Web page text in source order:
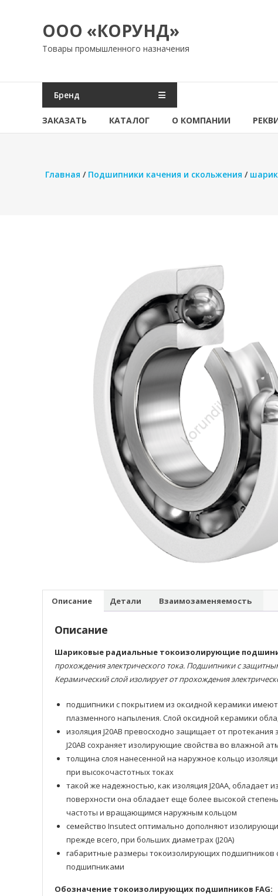
содержимомуООО «КОРУНД»
Товары промышленного назначения
Бренд
ЗАКАЗАТЬ КАТАЛОГ О КОМПАНИИ
Главная / Подшипники качения и скольжения /
Описание Детали Взаимозаменяемость
Описание
Шариковые радиальные токоизолирующие
прохождения электрического тока. Подшипники с
Керамический слой изолирует от прохождения
подшипники с покрытием из оксидной керамики
плазменного напыления. Слой оксидной керамики
изоляция J20AB превосходно защищает от
J20AB сохраняет изолирующие свойства во влажной
толщина слоя нанесенной на наружное кольцо
при высокочастотных токах
такой же надежностью, как изоляция J20AA,
поверхности она обладает еще более высокой
частоты и вращающимся наружным кольцом
семейство Insutect оптимально дополняют
прежде всего, при больших диаметрах (J20A)
габаритные размеры токоизолирующих подшипников
подшипниками
Обозначение токоизолирующих подшипников FAG: